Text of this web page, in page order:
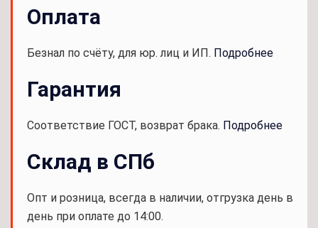
Оплата
Безнал по счёту, для юр. лиц и ИП. Подробнее
Гарантия
Соответствие ГОСТ, возврат брака. Подробнее
Склад в СПб
Опт и розница, всегда в наличии, отгрузка день в
день при оплате до 14:00.